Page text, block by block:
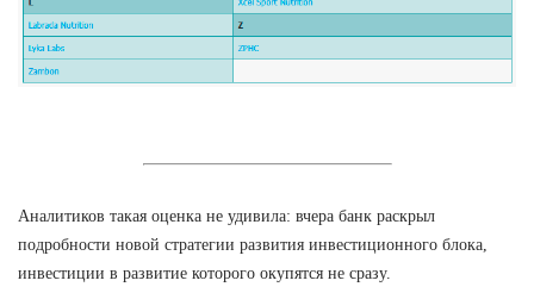
Аналитиков такая оценка не удивила: вчера банк раскрыл
подробности новой стратегии развития инвестиционного блока,
инвестиции в развитие которого окупятся не сразу.